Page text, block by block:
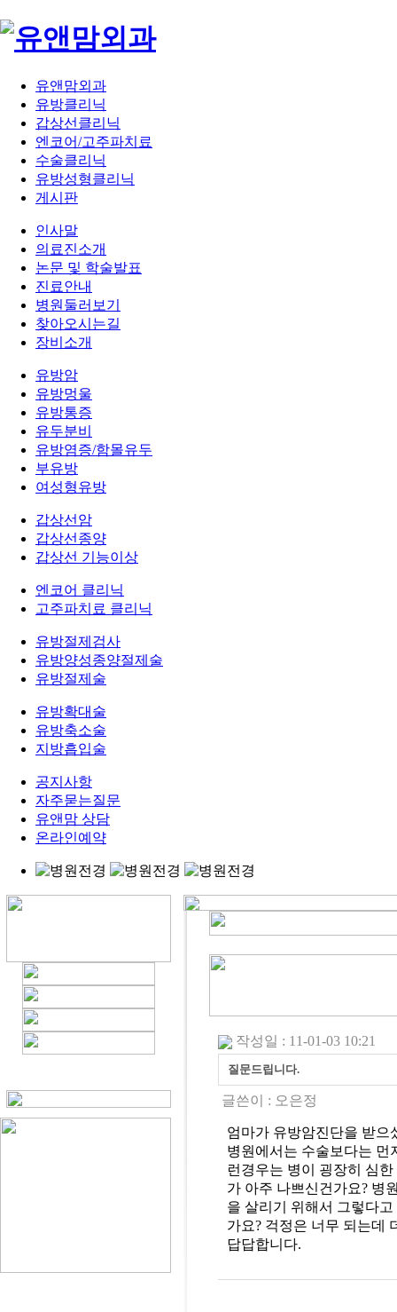
유앤맘외과
유방클리닉
갑상선클리닉
엔코어/고주파치료
수술클리닉
유방성형클리닉
게시판
인사말
의료진소개
논문 및 학술발표
진료안내
병원둘러보기
찾아오시는길
장비소개
유방암
유방멍울
유방통증
유두분비
유방염증/함몰유두
부유방
여성형유방
갑상선암
갑상선종양
갑상선 기능이상
엔코어 클리닉
고주파치료 클리닉
유방절제검사
유방양성종양절제술
유방절제술
유방확대술
유방축소술
지방흡입술
공지사항
자주묻는질문
유앤맘 상담
온라인예약
작성일 : 11-01-03 10:21
질문드립니다.
글쓴이 : 오은정
엄마가 유방암진단을 받으
병원에서는 수술보다는 먼
런경우는 병이 굉장히 심
가 아주 나쁘신건가요? 병
을 살리기 위해서 그렇다
가요? 걱정은 너무 되는데
답답합니다.